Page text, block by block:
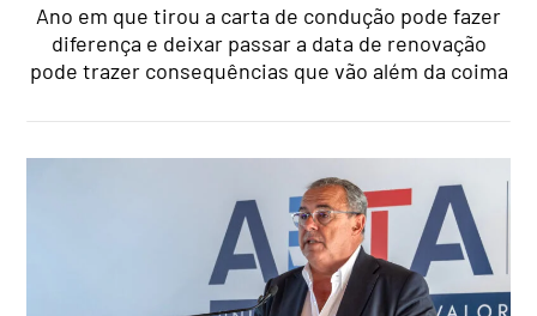
Ano em que tirou a carta de condução pode fazer
diferença e deixar passar a data de renovação
pode trazer consequências que vão além da coima